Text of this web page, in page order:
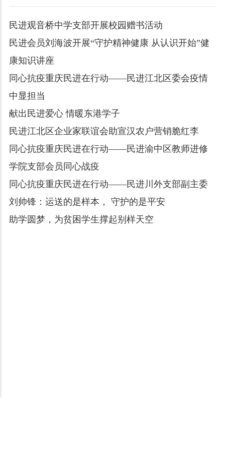
民进观音桥中学支部开展校园赠书活动
民进会员刘海波开展“守护精神健康 从认识开始”健
康知识讲座
同心抗疫重庆民进在行动——民进江北区委会疫情
中显担当
献出民进爱心 情暖东港学子
民进江北区企业家联谊会助宣汉农户营销脆红李
同心抗疫重庆民进在行动——民进渝中区教师进修
学院支部会员同心战疫
同心抗疫重庆民进在行动——民进川外支部副主委
刘帅锋：运送的是样本， 守护的是平安
助学圆梦，为贫困学生撑起别样天空